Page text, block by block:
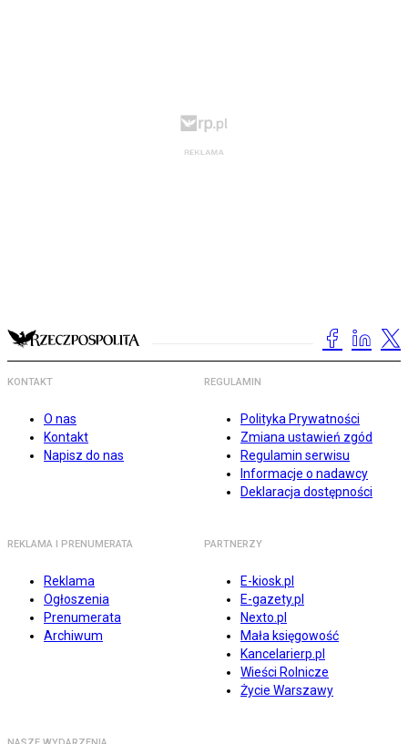
KONTAKT
O nas
Kontakt
Napisz do nas
REGULAMIN
Polityka Prywatności
Zmiana ustawień zgód
Regulamin serwisu
Informacje o nadawcy
Deklaracja dostępności
REKLAMA I PRENUMERATA
Reklama
Ogłoszenia
Prenumerata
Archiwum
PARTNERZY
E-kiosk.pl
E-gazety.pl
Nexto.pl
Mała księgowość
Kancelarierp.pl
Wieści Rolnicze
Życie Warszawy